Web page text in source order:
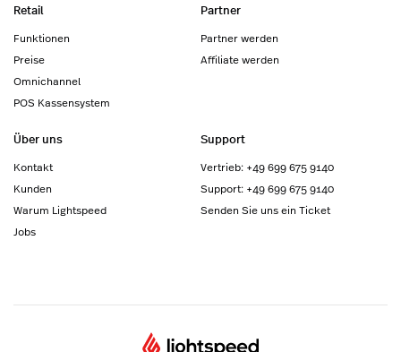
Retail
Funktionen
Preise
Omnichannel
POS Kassensystem
Partner
Partner werden
Affiliate werden
Über uns
Kontakt
Kunden
Warum Lightspeed
Jobs
Support
Vertrieb: +49 699 675 9140
Support: +49 699 675 9140
Senden Sie uns ein Ticket